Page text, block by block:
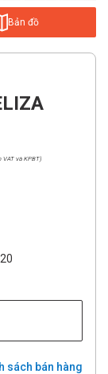
Bản đồ
VAT và KPBT)
sách bán hàng